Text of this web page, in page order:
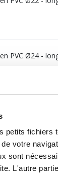
petits fichiers
votre
sont
L'autre
PVC Ø24 -
PVC Ø26 -
PVC Ø26 -